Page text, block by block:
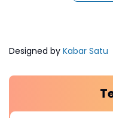
Designed by Kabar Satu